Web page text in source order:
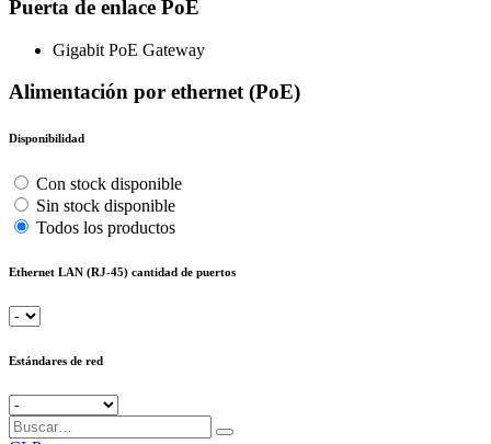
Puerta de enlace PoE
Gigabit PoE Gateway
Alimentación por ethernet (PoE)
Disponibilidad
Con stock disponible
Sin stock disponible
Todos los productos
Ethernet LAN (RJ-45) cantidad de puertos
Estándares de red